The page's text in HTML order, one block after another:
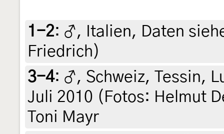
1-2: ♂, Italien, Daten
Friedrich)
3-4: ♂, Schweiz, Tessin,
Juli 2010 (Fotos: Helmut
Toni Mayr